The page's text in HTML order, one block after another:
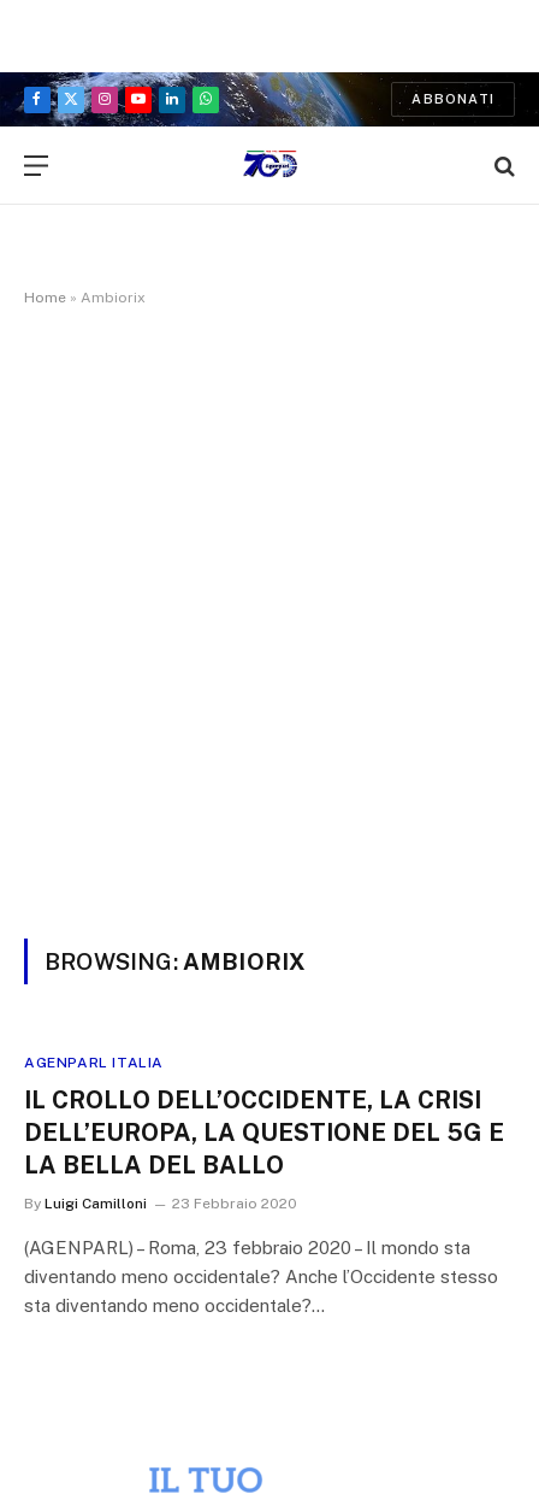
Facebook
X
Instagram
YouTubeLinkedInWhatsApp
ABBONATI
Home » Ambiorix
BROWSING: AMBIORIX
AGENPARL ITALIA
IL CROLLO DELL’OCCIDENTE, LA CRISI
DELL’EUROPA, LA QUESTIONE DEL 5G E
LA BELLA DEL BALLO
By Luigi Camilloni 23 Febbraio 2020
(AGENPARL) – Roma, 23 febbraio 2020 – Il mondo sta
diventando meno occidentale? Anche l’Occidente stesso
sta diventando meno occidentale?…